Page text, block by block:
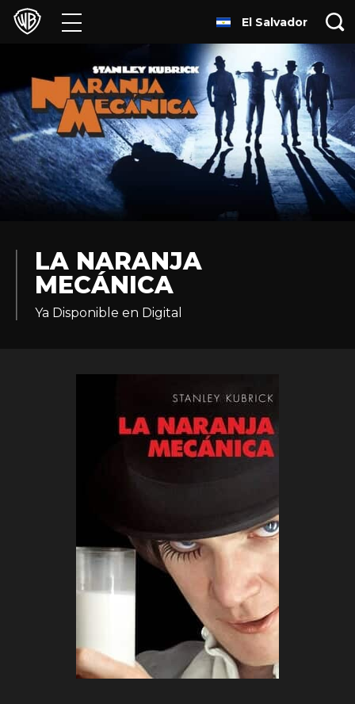
Películas
Juegos y Aplicaciones
Franquicias
Colecciones
Experiencias
El Salvador
LA NARANJA
MECÁNICA
Ya Disponible en Digital